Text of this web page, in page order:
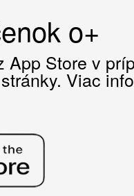
o+
Store v
Viac